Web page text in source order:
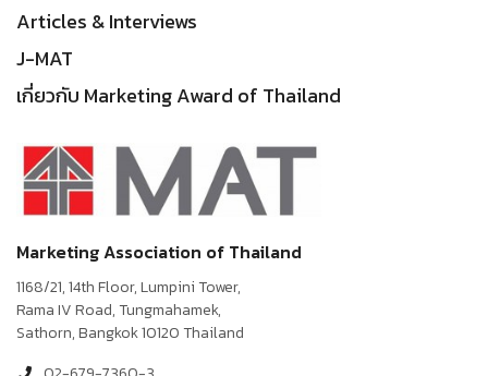
Articles & Interviews
J-MAT
เกี่ยวกับ Marketing Award of Thailand
Marketing Association of Thailand
1168/21, 14th Floor, Lumpini Tower,
Rama IV Road, Tungmahamek,
Sathorn, Bangkok 10120 Thailand